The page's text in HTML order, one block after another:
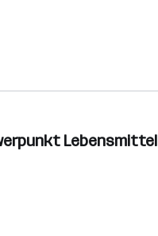
Lebensmittel